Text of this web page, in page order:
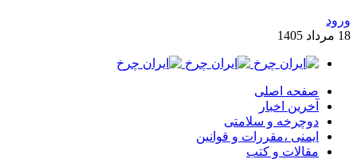
ورود
18 مرداد 1405
صفحه اصلی
آخرین اخبار
دوچرخه و سلامتی
ایمنی ،مقررات و قوانین
مقالات و کتب